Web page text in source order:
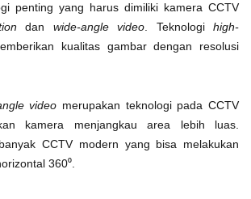
penting yang harus dimiliki kamera CCTV
dan wide-angle video. Teknologi high-
kualitas gambar dengan resolusi
video merupakan teknologi pada CCTV
kamera menjangkau area lebih luas.
CCTV modern yang bisa melakukan
360⁰.